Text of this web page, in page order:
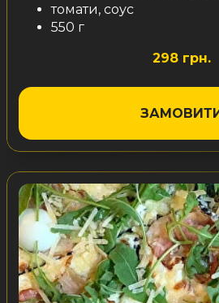
томати, соус
550 г
298 грн.